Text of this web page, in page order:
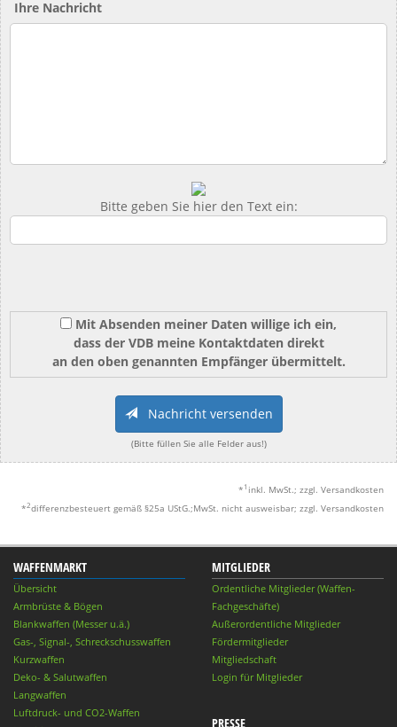
Ihre Nachricht
Bitte geben Sie hier den Text ein:
Mit Absenden meiner Daten willige ich ein,
dass der VDB meine Kontaktdaten direkt
an den oben genannten Empfänger übermittelt.
Nachricht versenden
(Bitte füllen Sie alle Felder aus!)
* 1 inkl. MwSt.; zzgl. Versandkosten
*2differenzbesteuert gemäß §25a UStG.;MwSt. nicht ausweisbar; zzgl. Versandkosten
WAFFENMARKT
Übersicht
Armbrüste & Bögen
Blankwaffen (Messer u.ä.)
Gas-, Signal-, Schreckschusswaffen
Kurzwaffen
Deko- & Salutwaffen
Langwaffen
Luftdruck- und CO2-Waffen
MITGLIEDER
Ordentliche Mitglieder (Waffen-
Fachgeschäfte)
Außerordentliche Mitglieder
Fördermitglieder
Mitgliedschaft
Login für Mitglieder
PRESSE